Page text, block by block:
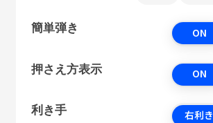
簡単弾き ON
押さえ方表示 ON
利き手 右利き